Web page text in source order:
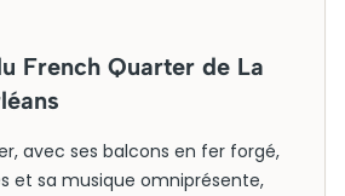
French Quarter de La
avec ses balcons en fer forgé,
et sa musique omniprésente,